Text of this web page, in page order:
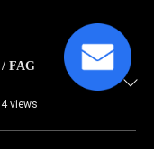
FAG
views